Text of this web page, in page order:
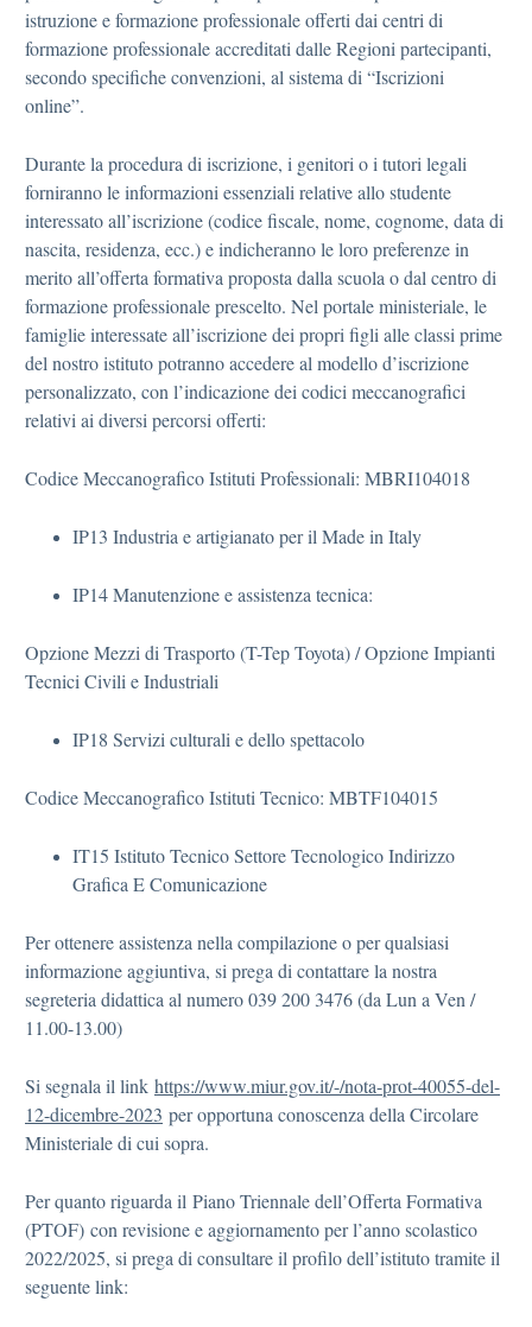
istruzione e formazione professionale offerti dai centri di
formazione professionale accreditati dalle Regioni partecipanti,
secondo specifiche convenzioni, al sistema di “Iscrizioni
online”.
Durante la procedura di iscrizione, i genitori o i tutori legali
forniranno le informazioni essenziali relative allo studente
interessato all’iscrizione (codice fiscale, nome, cognome, data di
nascita, residenza, ecc.) e indicheranno le loro preferenze in
merito all’offerta formativa proposta dalla scuola o dal centro di
formazione professionale prescelto. Nel portale ministeriale, le
famiglie interessate all’iscrizione dei propri figli alle classi prime
del nostro istituto potranno accedere al modello d’iscrizione
personalizzato, con l’indicazione dei codici meccanografici
relativi ai diversi percorsi offerti:
Codice Meccanografico Istituti Professionali: MBRI104018
IP13 Industria e artigianato per il Made in Italy
IP14 Manutenzione e assistenza tecnica:
Opzione Mezzi di Trasporto (T-Tep Toyota) / Opzione Impianti
Tecnici Civili e Industriali
IP18 Servizi culturali e dello spettacolo
Codice Meccanografico Istituti Tecnico: MBTF104015
IT15 Istituto Tecnico Settore Tecnologico Indirizzo
Grafica E Comunicazione
Per ottenere assistenza nella compilazione o per qualsiasi
informazione aggiuntiva, si prega di contattare la nostra
segreteria didattica al numero 039 200 3476 (da Lun a Ven /
11.00-13.00)
Si segnala il link https://www.miur.gov.it/-/nota-prot-40055-del-
12-dicembre-2023 per opportuna conoscenza della Circolare
Ministeriale di cui sopra.
Per quanto riguarda il Piano Triennale dell’Offerta Formativa
(PTOF) con revisione e aggiornamento per l’anno scolastico
2022/2025, si prega di consultare il profilo dell’istituto tramite il
seguente link: